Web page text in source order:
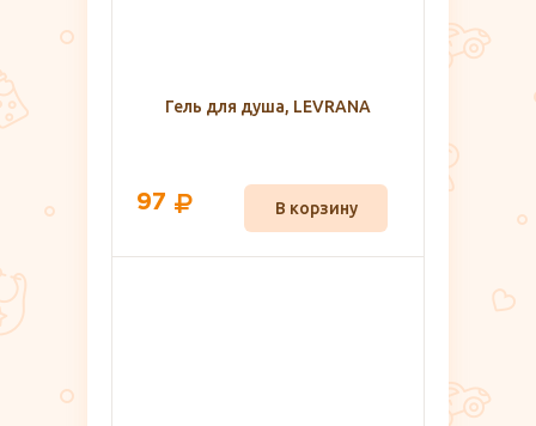
Гель для душа, LEVRANA
97 В корзину